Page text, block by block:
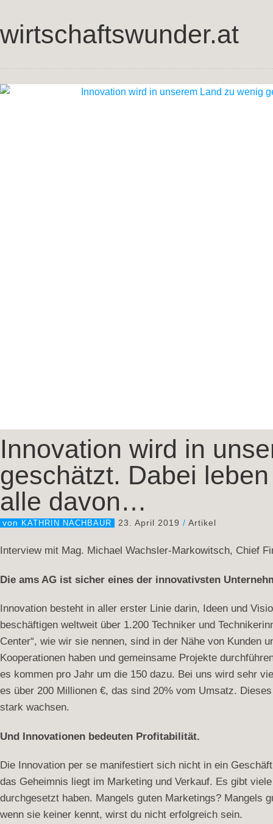
wirtschaftswunder.at
Innovation wird in
geschätzt. Dabei
alle davon…
von KATHRIN NACHBAUR 23. April 2019 / Artikel
Interview mit Mag. Michael Wachsler-Markowitsch, Chief
Die ams AG ist sicher eines der innovativsten
Innovation besteht in aller erster Linie darin, Ideen und
beschäftigen weltweit über 1.200 Techniker und
Center“, wie wir sie nennen, sind in der Nähe von Kunden
Kooperationen haben und gemeinsame Projekte
es kommen pro Jahr um die 150 dazu. Bei uns wird sehr
es über 200 Millionen €, das sind 20% vom Umsatz.
stark wachsen.
Und Innovationen bedeuten Profitabilität.
Die Innovation per se manifestiert sich nicht in ein
das Geheimnis liegt im Marketing und Verkauf. Es gibt
durchgesetzt haben. Mangels guten Marketings? Mangels
wenn sie keiner kennt, wirst du nicht erfolgreich sein.